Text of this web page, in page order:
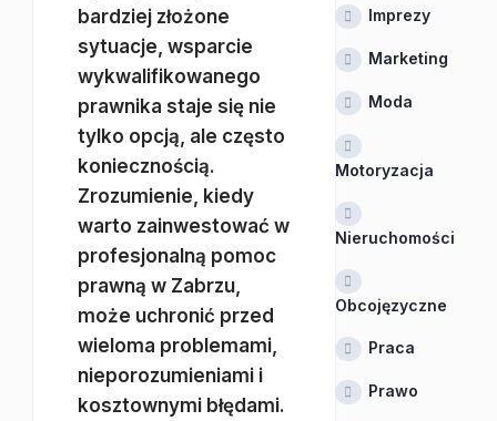
bardziej złożone
sytuacje, wsparcie
wykwalifikowanego
prawnika staje się nie
tylko opcją, ale często
koniecznością.
Zrozumienie, kiedy
warto zainwestować w
profesjonalną pomoc
prawną w Zabrzu,
może uchronić przed
wieloma problemami,
nieporozumieniami i
kosztownymi błędami.
Imprezy
Marketing
Moda
Motoryzacja
Nieruchomości
Obcojęzyczne
Praca
Prawo